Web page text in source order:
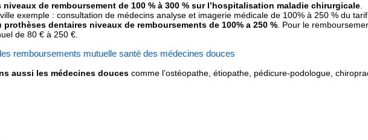
niveaux de remboursement de 100 % à 300 % sur l’hospitalisation maladie chirurgicale
exemple : consultation de médecins analyse et imagerie médicale de 100% à 250 % du
prothèses dentaires niveaux de remboursements de 100% a 250 % . Pour le
de 80 € à 250 €.
remboursements mutuelle santé des médecines douces
aussi les médecines douces comme l’ostéopathe, étiopathe, pédicure-podologue,